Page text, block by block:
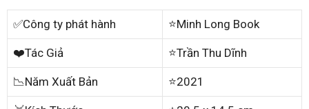
✅Công ty phát hành ⭐Minh Long Book
❤️Tác Giả ⭐Trần Thu Dĩnh
📉Năm Xuất Bản ⭐2021